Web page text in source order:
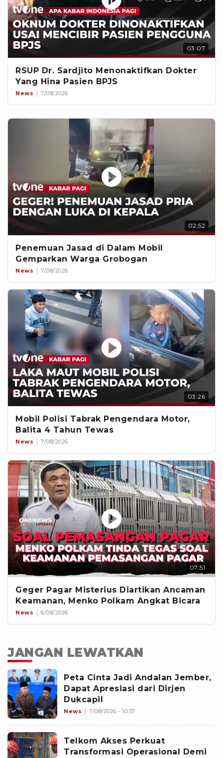
03:07
RSUP Dr. Sardjito Menonaktifkan Dokter
Yang Hina Pasien BPJS
News 7/08/2026
02:52
Penemuan Jasad di Dalam Mobil
Gemparkan Warga Grobogan
News 7/08/2026
03:26
Mobil Polisi Tabrak Pengendara Motor,
Balita 4 Tahun Tewas
News 7/08/2026
07:51
Geger Pagar Misterius Diartikan Ancaman
Keamanan, Menko Polkam Angkat Bicara
News 6/08/2026
JANGAN LEWATKAN
Peta Cinta Jadi Andalan Jember,
Dapat Apresiasi dari Dirjen
Dukcapil
News 7/08/2026 - 10:57
Telkom Akses Perkuat
Transformasi Operasional Demi